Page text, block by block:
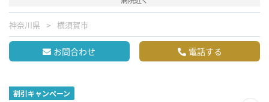
神奈川県 横須賀市
お問合わせ 電話する
割引キャンペーン